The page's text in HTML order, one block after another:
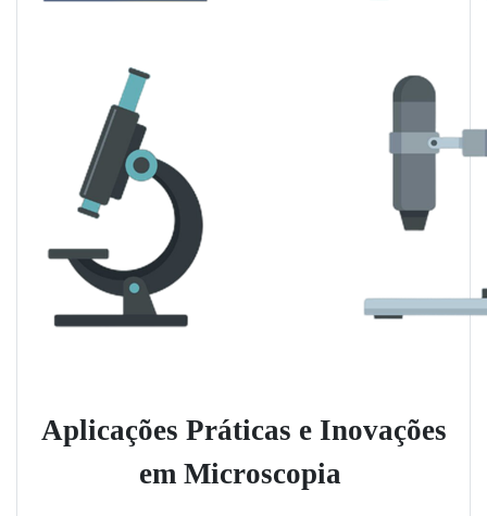
Aplicações Práticas e Inovações
em Microscopia